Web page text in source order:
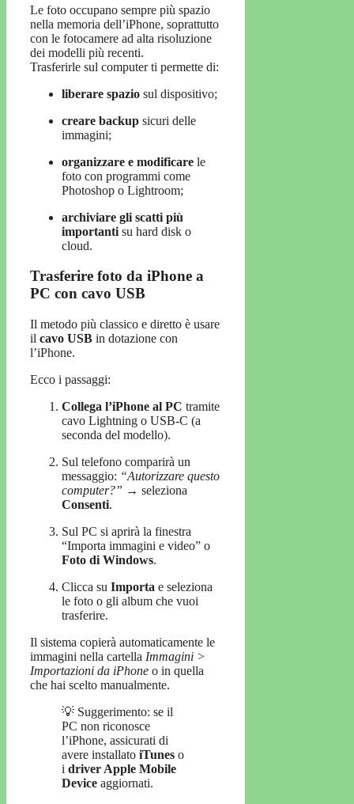
Le foto occupano sempre più spazio
nella memoria dell’iPhone, soprattutto
con le fotocamere ad alta risoluzione
dei modelli più recenti.
Trasferirle sul computer ti permette di:
liberare spazio sul dispositivo;
creare backup sicuri delle
immagini;
organizzare e modificare le
foto con programmi come
Photoshop o Lightroom;
archiviare gli scatti più
importanti su hard disk o
cloud.
Trasferire foto da iPhone a
PC con cavo USB
Il metodo più classico e diretto è usare
il cavo USB in dotazione con
l’iPhone.
Ecco i passaggi:
Collega l’iPhone al PC tramite
cavo Lightning o USB-C (a
seconda del modello).
Sul telefono comparirà un
messaggio: “Autorizzare questo
computer?” → seleziona
Consenti.
Sul PC si aprirà la finestra
“Importa immagini e video” o
Foto di Windows.
Clicca su Importa e seleziona
le foto o gli album che vuoi
trasferire.
Il sistema copierà automaticamente le
immagini nella cartella Immagini >
Importazioni da iPhone o in quella
che hai scelto manualmente.
💡 Suggerimento: se il
PC non riconosce
l’iPhone, assicurati di
avere installato iTunes o
i driver Apple Mobile
Device aggiornati.